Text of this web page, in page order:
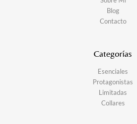
Blog
Contacto
Categorías
Esenciales
Protagonistas
Limitadas
Collares